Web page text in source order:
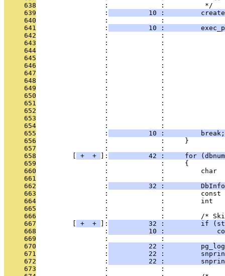
     638
                 :             :          */
     639
                 :
10 :
     640
                 :             :
     641
                 :
10 :
     642
:             :
     643
:             :
     644
:             :
     645
:             :
     646
:             :
     647
:             :
     648
:             :
     649
:             :
     650
:             :
     651
:             :
     652
:             :
     653
:             :
     654
                 :             :
     655
                 :
10 :
     656
                 :             :     }
     657
                 :             :
     658
+ + ]:
42 :     for
     659
                 :             :     {
     660
:             :         char
     661
:             :
     662
                 :
32 :
     663
:             :         const
     664
:             :         int
     665
                 :             :
     666
:             :         /*
     667
+ + ]:
32 :         if
     668
                 :
10 :
     669
                 :             :
     670
                 :
22 :
     671
                 :
22 :
     672
                 :
22 :
     673
                 :             :